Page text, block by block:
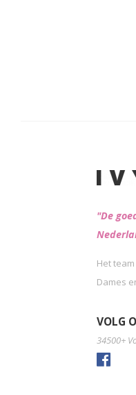
"De
Het
Dames
VOLG
34500+